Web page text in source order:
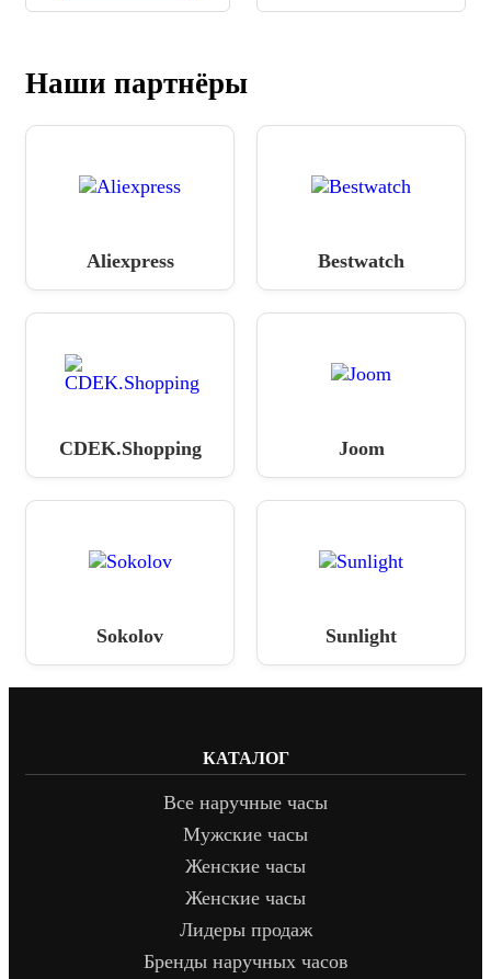
Наши партнёры
Aliexpress Bestwatch
CDEK.Shopping Joom
Sokolov Sunlight
КАТАЛОГ
Все наручные часы
Мужские часы
Женские часы
Женские часы
Лидеры продаж
Бренды наручных часов